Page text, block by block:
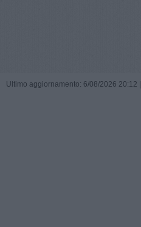
Ultimo aggiornamento: 6/08/2026 20:12 |